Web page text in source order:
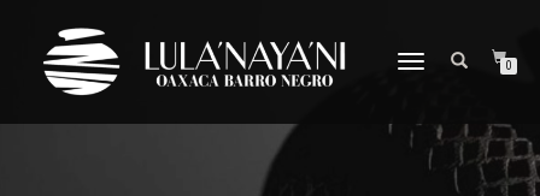
CAMBIAR
0